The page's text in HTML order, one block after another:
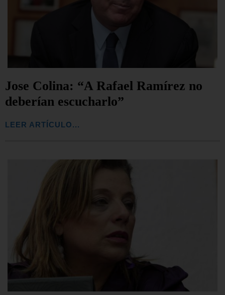
Jose Colina: “A Rafael Ramírez no
deberían escucharlo”
LEER ARTÍCULO...